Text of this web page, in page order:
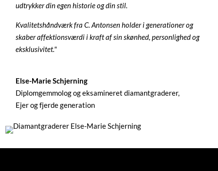
udtrykker din egen historie og din stil.
Kvalitetshåndværk fra C. Antonsen holder i generationer og
skaber affektionsværdi i kraft af sin skønhed, personlighed og
eksklusivitet."
Else-Marie Schjerning
Diplomgemmolog og eksamineret diamantgraderer,
Ejer og fjerde generation